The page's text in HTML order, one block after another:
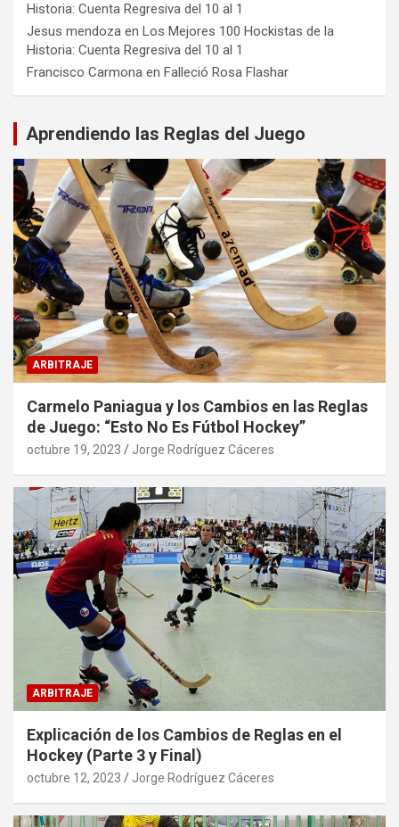
Historia: Cuenta Regresiva del 10 al 1
Jesus mendoza en Los Mejores 100 Hockistas de la
Historia: Cuenta Regresiva del 10 al 1
Francisco Carmona en Falleció Rosa Flashar
Aprendiendo las Reglas del Juego
ARBITRAJE
Carmelo Paniagua y los Cambios en las Reglas
de Juego: “Esto No Es Fútbol Hockey”
octubre 19, 2023 Jorge Rodríguez Cáceres
ARBITRAJE
Explicación de los Cambios de Reglas en el
Hockey (Parte 3 y Final)
octubre 12, 2023 Jorge Rodríguez Cáceres